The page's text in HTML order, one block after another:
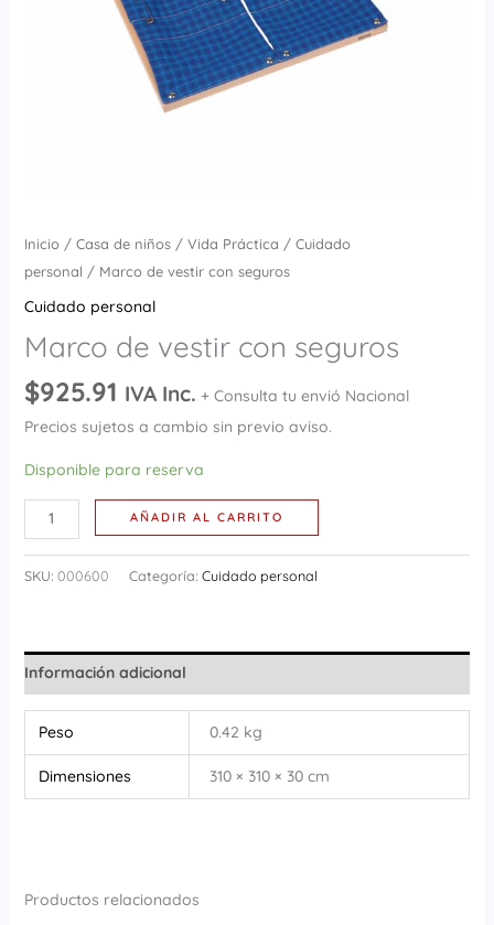
Inicio/ Casa de niños/ Vida Práctica / Cuidado
personal / Marco de vestir con seguros
Cuidado personal
Marco de vestir con seguros
$925.91 IVA Inc. + Consulta tu envió Nacional
Precios sujetos a cambio sin previo aviso.
Disponible para reserva
AÑADIR AL CARRITO
SKU: 000600 Categoría: Cuidado personal
Información adicional
Peso 0.42 kg
Dimensiones 310 × 310 × 30 cm
Productos relacionados